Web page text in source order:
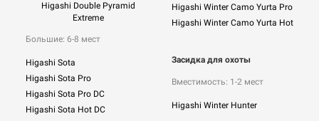
Higashi Double Pyramid
Extreme
Большие: 6-8 мест
Higashi Sota
Higashi Sota Pro
Higashi Sota Pro DC
Higashi Sota Hot DC
Higashi Winter Camo Yurta Pro
Higashi Winter Camo Yurta Hot
Засидка для охоты
Вместимость: 1-2 мест
Higashi Winter Hunter